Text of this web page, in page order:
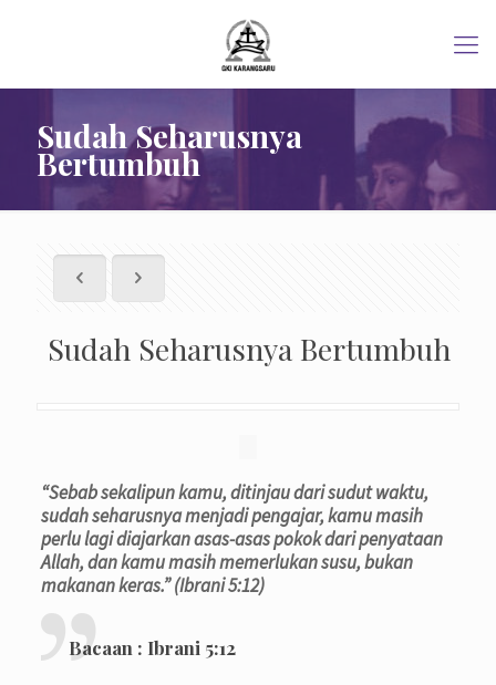
Sudah Seharusnya
Bertumbuh
Sudah Seharusnya Bertumbuh
“Sebab sekalipun kamu, ditinjau dari sudut waktu,
sudah seharusnya menjadi pengajar, kamu masih
perlu lagi diajarkan asas-asas pokok dari penyataan
Allah, dan kamu masih memerlukan susu, bukan
makanan keras.” (Ibrani 5:12)
Bacaan : Ibrani 5:12